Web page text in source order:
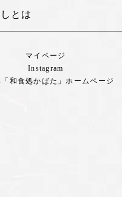
とは
マイページ
Instagram
和食処かばた」ホームページ